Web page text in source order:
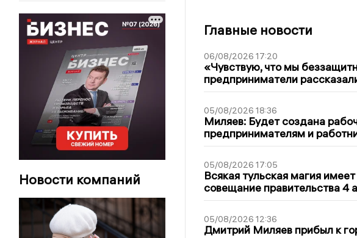
Новости компаний
Главные новости
06/08/2026 17:20
«Чувствую, что мы
предприниматели
05/08/2026 18:36
Миляев: Будет создана
предпринимателям и
05/08/2026 17:05
Всякая тульская магия
совещание правительства 4
05/08/2026 12:36
Дмитрий Миляев прибыл к